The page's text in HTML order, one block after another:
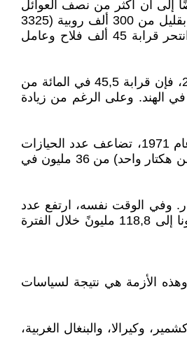
بنسبة 58 في المائة تقريبا. ويشير التقرير أيضًا إلى أن أكثر من نصف العوائل
الفلاحية كانت مديونة، حيث بلغ متوسط الدين المستحق لكل أسرة، في عام 2018، 74.121 ألف روبية. ويبلغ متوسط دخل العائلة في الريف أكثر بقليل من 300 ألف روبية (3325
يورو) سنوياً. وخلال العقدين الماضيين، ارتفعت معدلات الانتحار بين الفلاحين بشكل حاد. ووفقا لأحدث معطيات المكتب الوطني لسجل الجرائم، انتحر قرابة 45 ألف فلاح وعامل
ما تزال نسبة كبيرة من السكان تعمل في الزراعة، ويعود ذلك في الغالب إلى غياب البدائل الجذابة. ووفق التقرير الدوري للقوى العاملة 2021-2022، فإن قرابة 45,5 في المائة من
مجموع القوى العاملة تعمل في الزراعة والصناعات المرتبطة بها. ويمثل هذا 18,3 في المائة من إجمالي القيمة المضافة في سنوات 2022-2023 في الهند. وعلى الرغم من زيادة
كما أن التشتت المتزايد لملكية الأراضي الزراعية يجعل الحياة صعبة بالنسبة لغالبية الفلاحين الصغار والهامشيين: منذ نشر أول دراسة زراعية في عام 1971، تضاعف عدد الحيازات
الزراعية في الهند، من 71 مليون في الفترة 1970-1971 إلى 145 مليون في عامي 2015-2016. وارتفع عدد الشركات الصغيرة (التي تقل مساحتها عن هكتار واحد) من 36 مليون في
الريفية بشكل عام، وانخفض متوسط حجم المزارع أكثر من النصف بين عامي 1970- 2016 من 2,28 هكتار إلى 1,08 هكتار. وفي الوقت نفسه، ارتفع عدد
العمال الزراعيين الذين لا يملكون أرضاً (من 106,8 مليون عام 2001 إلى 144,3 مليون عام 2011)، في حين انخفض عدد الفلاحين من 127,3 مليونا إلى 118,8 مليونً خلال الفترة
وهذه الأزمة هي نتيجة لسياسات
وكيرالا، والبنغال الغربية،